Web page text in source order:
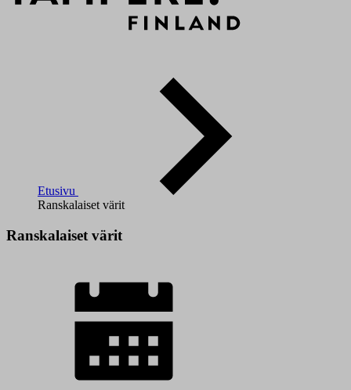
Etusivu
Ranskalaiset värit
Ranskalaiset värit